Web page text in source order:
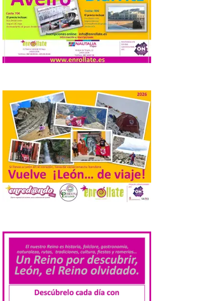
Los socios de Iberia Club
ya pueden reservar más
de 300.000 hoteles en
todo el mundo utilizando
sus Avios, dinero o una
combinación de ambos. Además, podrán
acumular hasta 10 Avios por cada euro
gastado en reservas de hotel y […]
Llega a Astorga la
exposición «Gaudí, el
arquitecto que imaginó el
mañana»
6 Ago 2026
Esta exposición
permanecerá abierta al
público hasta el próximo
30 de agosto. Con motivo
de la conmemoración del
centenario de la muerte de Antonio Gaudí,
La Diputación de Zamora
publica el volumen 55 de
la Biblioteca de Cultura
Tradicional Zamorana